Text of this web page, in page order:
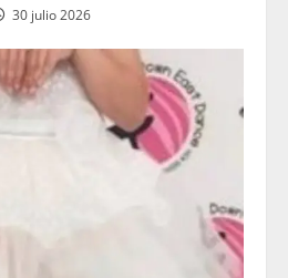
30 julio 2026